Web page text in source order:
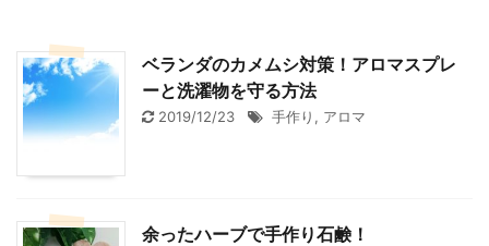
ベランダのカメムシ対策！アロマスプレ
ーと洗濯物を守る方法
2019/12/23 手作り , アロマ
余ったハーブで手作り石鹸！